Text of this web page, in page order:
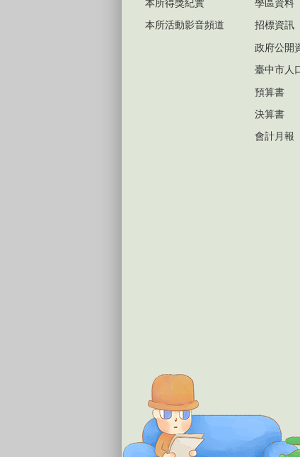
本所得獎紀實
本所活動影音頻道
學區資料
招標資訊
政府公開
臺中市人
預算書
決算書
會計月報